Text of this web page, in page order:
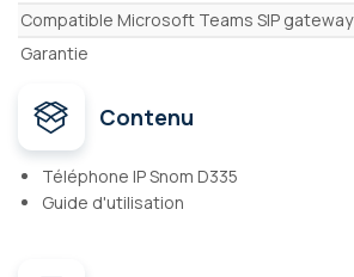
Compatible Microsoft Teams SIP gateway
Garantie
Contenu
Téléphone IP Snom D335
Guide d'utilisation